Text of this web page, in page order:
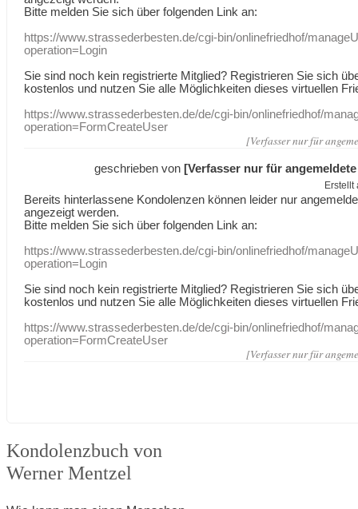
Bitte melden Sie sich über folgenden Link an:
https://www.strassederbesten.de/cgi-bin/onlinefriedhof/
operation=Login
Sie sind noch kein registrierte Mitglied? Registrieren Sie sich
kostenlos und nutzen Sie alle Möglichkeiten dieses virtuellen
https://www.strassederbesten.de/de/cgi-bin/onlinefriedhof/
operation=FormCreateUser
[Verfasser nur für
geschrieben von [Verfasser nur für
Erstellt
Bereits hinterlassene Kondolenzen können leider nur
angezeigt werden.
Bitte melden Sie sich über folgenden Link an:
https://www.strassederbesten.de/cgi-bin/onlinefriedhof/
operation=Login
Sie sind noch kein registrierte Mitglied? Registrieren Sie sich
kostenlos und nutzen Sie alle Möglichkeiten dieses virtuellen
https://www.strassederbesten.de/de/cgi-bin/onlinefriedhof/
operation=FormCreateUser
[Verfasser nur für
Kondolenzbuch von
Werner Mentzel